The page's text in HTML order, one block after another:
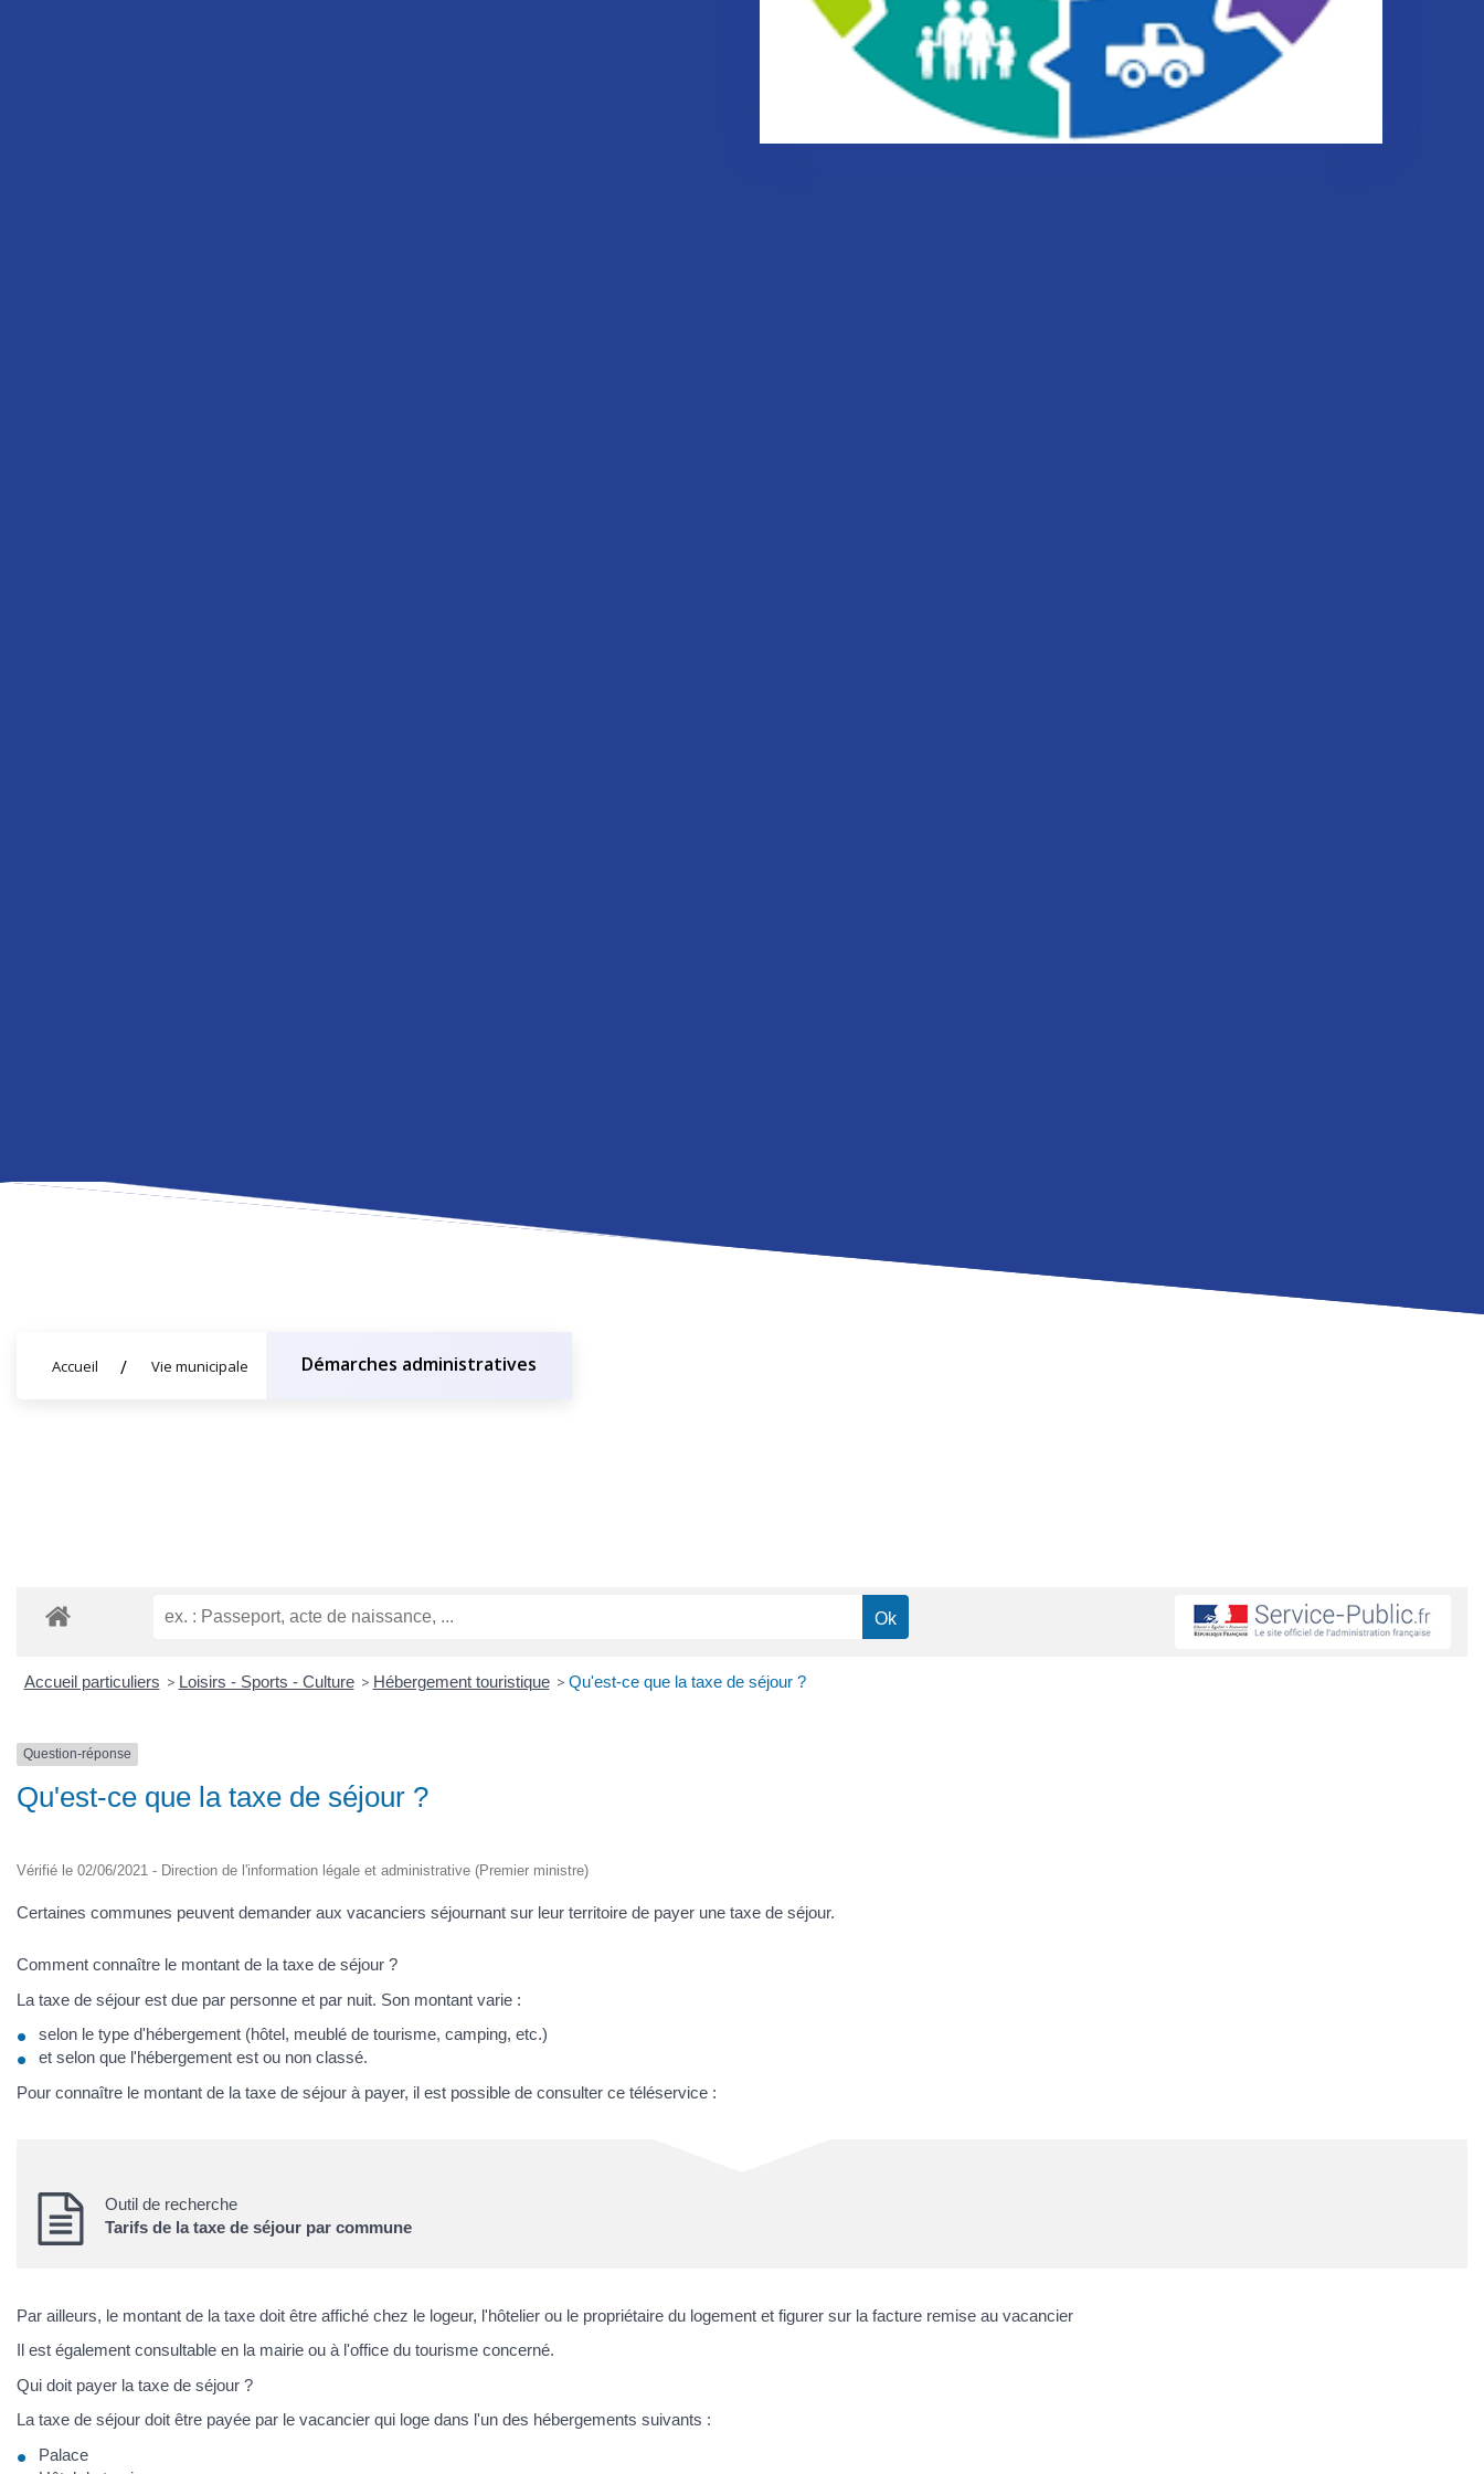
Accueil Vie municipale Démarches administratives
Accueil particuliers > Loisirs - Sports - Culture > Hébergement touristique > Qu'est-ce que la taxe de séjour ?
Question-réponse
Qu'est-ce que la taxe de séjour ?
Vérifié le 02/06/2021 - Direction de l'information légale et administrative (Premier ministre)
Certaines communes peuvent demander aux vacanciers séjournant sur leur territoire de payer une taxe de séjour.
Comment connaître le montant de la taxe de séjour ?
La taxe de séjour est due par personne et par nuit. Son montant varie :
selon le type d'hébergement (hôtel, meublé de tourisme, camping, etc.)
et selon que l'hébergement est ou non classé.
Pour connaître le montant de la taxe de séjour à payer, il est possible de consulter ce téléservice :
Outil de recherche
Tarifs de la taxe de séjour par commune
Par ailleurs, le montant de la taxe doit être affiché chez le logeur, l'hôtelier ou le propriétaire du logement et figurer sur la facture remise au vacancier
Il est également consultable en la mairie ou à l'office du tourisme concerné.
Qui doit payer la taxe de séjour ?
La taxe de séjour doit être payée par le vacancier qui loge dans l'un des hébergements suivants :
Palace